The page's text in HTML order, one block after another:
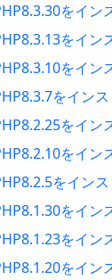
をイン
をイン
をイン
をイン
をイン
をイン
をイン
をイン
をイン
をイン